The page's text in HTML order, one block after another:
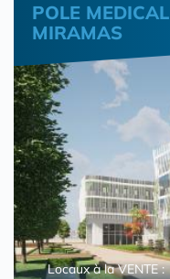
POLE MEDICAL
MIRAMAS
Locaux à la VENTE :